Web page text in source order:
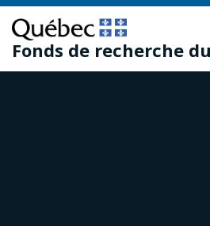
Passer
au
contenu
principal
Passer
au
pied
de
Fonds de recherche